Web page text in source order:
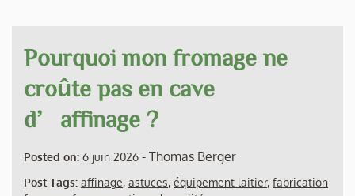
Pourquoi mon fromage ne
croûte pas en cave
d’affinage ?
Posted on: 6 juin 2026 - Thomas Berger
Post Tags: affinage, astuces, équipement laitier, fabrication